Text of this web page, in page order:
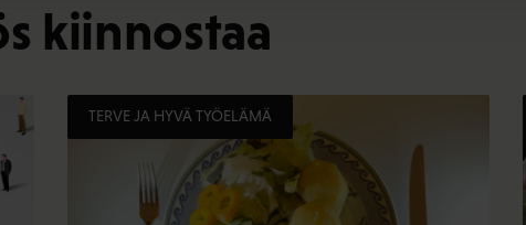
kiinnostaa
TERVE JA HYVÄ TYÖELÄMÄ